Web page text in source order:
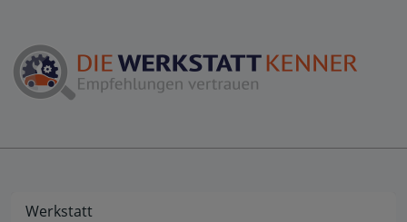
Werkstatt